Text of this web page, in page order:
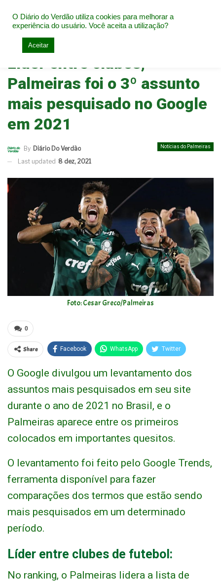
Home Notícias do Palmeiras
Líder entre clubes,
Palmeiras foi o 3º assunto
mais pesquisado no Google
em 2021
Notícias do Palmeiras
By Diário Do Verdão
Last updated 8 dez, 2021
Foto: Cesar Greco/Palmeiras
0
Share Facebook WhatsApp Twitter
O Google divulgou um levantamento dos
assuntos mais pesquisados em seu site
durante o ano de 2021 no Brasil, e o
Palmeiras aparece entre os primeiros
colocados em importantes quesitos.
O levantamento foi feito pelo Google Trends,
ferramenta disponível para fazer
comparações dos termos que estão sendo
mais pesquisados em um determinado
período.
Líder entre clubes de futebol:
No ranking, o Palmeiras lidera a lista de
O Diário do Verdão utiliza cookies para melhorar a
experiência do usuário. Você aceita a utilização?
Aceitar